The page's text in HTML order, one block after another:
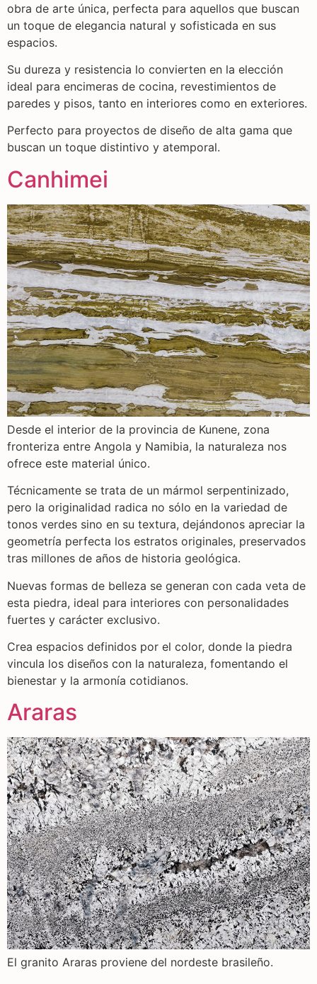
obra de arte única, perfecta para aquellos que buscan
un toque de elegancia natural y sofisticada en sus
espacios.
Su dureza y resistencia lo convierten en la elección
ideal para encimeras de cocina, revestimientos de
paredes y pisos, tanto en interiores como en exteriores.
Perfecto para proyectos de diseño de alta gama que
buscan un toque distintivo y atemporal.
Canhimei
Desde el interior de la provincia de Kunene, zona
fronteriza entre Angola y Namibia, la naturaleza nos
ofrece este material único.
Técnicamente se trata de un mármol serpentinizado,
pero la originalidad radica no sólo en la variedad de
tonos verdes sino en su textura, dejándonos apreciar la
geometría perfecta los estratos originales, preservados
tras millones de años de historia geológica.
Nuevas formas de belleza se generan con cada veta de
esta piedra, ideal para interiores con personalidades
fuertes y carácter exclusivo.
Crea espacios definidos por el color, donde la piedra
vincula los diseños con la naturaleza, fomentando el
bienestar y la armonía cotidianos.
Araras
El granito Araras proviene del nordeste brasileño.